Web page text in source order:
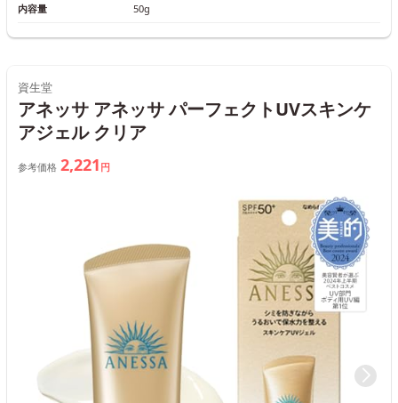
内容量 50g
資生堂
アネッサ アネッサ パーフェクトUVスキンケ
アジェル クリア
参考価格 2,221 円